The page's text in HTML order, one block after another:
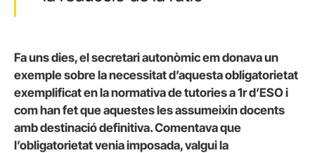
Fa uns dies, el secretari autonòmic em donava un
exemple sobre la necessitat d’aquesta obligatorietat
exemplificat en la normativa de tutories a 1r d’ESO i
com han fet que aquestes les assumeixin docents
amb destinació definitiva. Comentava que
l’obligatorietat venia imposada, valgui la